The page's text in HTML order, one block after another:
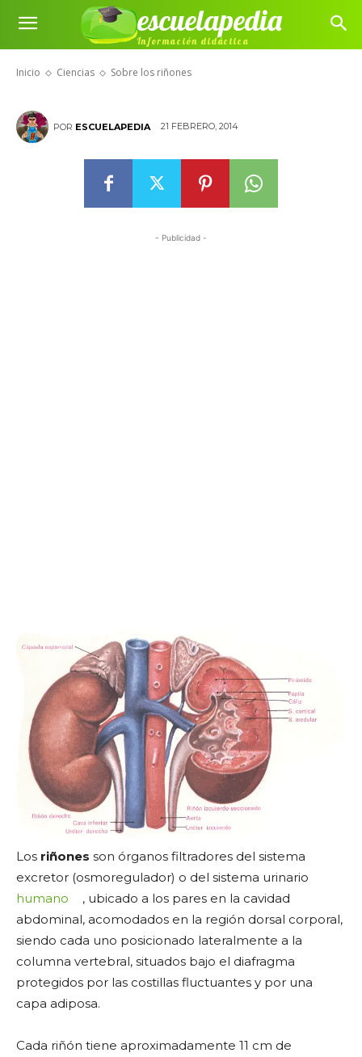
escuelapedia
Información didáctica
Inicio Ciencias Sobre los riñones
Sobre los riñones
POR ESCUELAPEDIA 21 FEBRERO, 2014
- Publicidad -
Los riñones son órganos filtradores del sistema
excretor (osmoregulador) o del sistema urinario
humano
, ubicado a los pares en la cavidad
abdominal, acomodados en la región dorsal corporal,
siendo cada uno posicionado lateralmente a la
columna vertebral, situados bajo el diafragma
protegidos por las costillas fluctuantes y por una
capa adiposa.
Cada riñón tiene aproximadamente 11 cm de